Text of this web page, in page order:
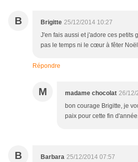
B Brigitte 25/12/2014 10:27
J'en fais aussi et j'adore ces petits
pas le temps ni le cœur à fêter
Répondre
M madame chocolat 26/12/
bon courage Brigitte, je
paix pour cette fin
B Barbara 25/12/2014 07:57